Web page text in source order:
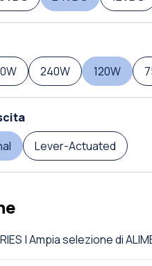
240W 120W
Lever-Actuated
| Ampia selezione di